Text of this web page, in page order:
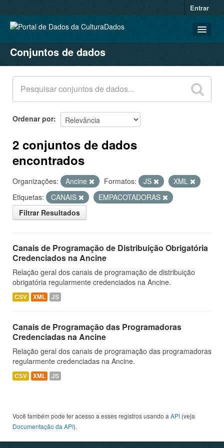
Entrar
CONJUNTOS DE DADOS
ORGANIZAÇÕES
GRUPOS
SOBRE
Conjuntos de dados
Ordenar por
2 conjuntos de dados
encontrados
Organizações: Ancine Formatos: JS
XML
Etiquetas:
CANAIS
EMPACOTADORAS
Filtrar Resultados
Canais de Programação de Distribuição Obrigatória
Credenciados na Ancine
Relação geral dos canais de programação de distribuição
obrigatória regularmente credenciados na Ancine.
CSV XML JS
Canais de Programação das Programadoras
Credenciadas na Ancine
Relação geral dos canais de programação das programadoras
regularmente credenciadas na Ancine.
CSV XML JS
Você também pode ter acesso a esses registros usando a API (veja
Documentação da API).